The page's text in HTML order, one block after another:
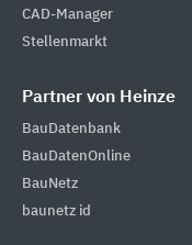
CAD-Manager
Stellenmarkt
Partner von Heinze
BauDatenbank
BauDatenOnline
BauNetz
baunetz id